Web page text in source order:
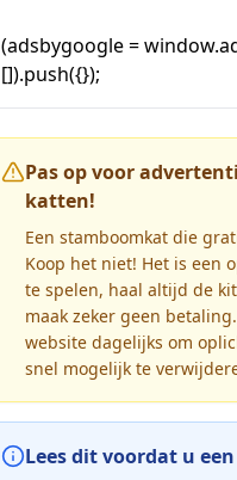
(adsbygoogle =
[]).push({});
Pas op voor
katten!
Een stamboomkat die
Koop het niet! Het is een
te spelen, haal altijd de
maak zeker geen
website dagelijks om
snel mogelijk te
Lees dit voordat u